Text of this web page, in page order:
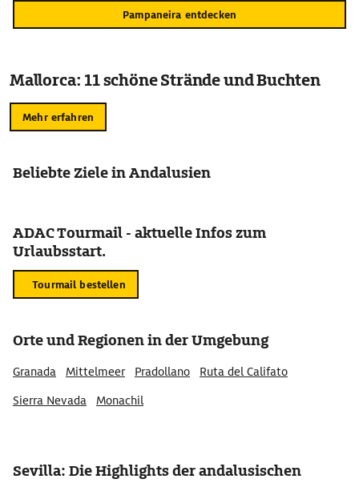
Pampaneira entdecken
Mallorca: 11 schöne Strände und Buchten
Mehr erfahren
Beliebte Ziele in Andalusien
ADAC Tourmail - aktuelle Infos zum
Urlaubsstart.
Tourmail bestellen
Orte und Regionen in der Umgebung
Granada Mittelmeer Pradollano
Ruta del Califato
Sierra Nevada
Monachil
Sevilla: Die Highlights der andalusischen